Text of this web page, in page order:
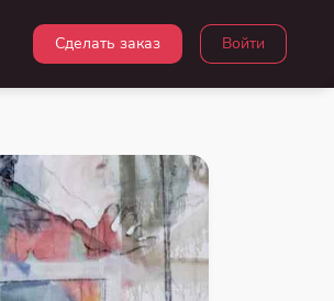
Войти
Сделать заказ